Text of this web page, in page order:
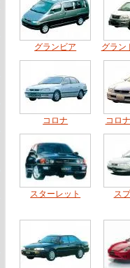
グランビア グラン
コロナ コロ
スターレット ス